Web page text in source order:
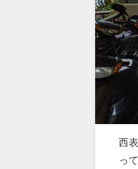
西
っ